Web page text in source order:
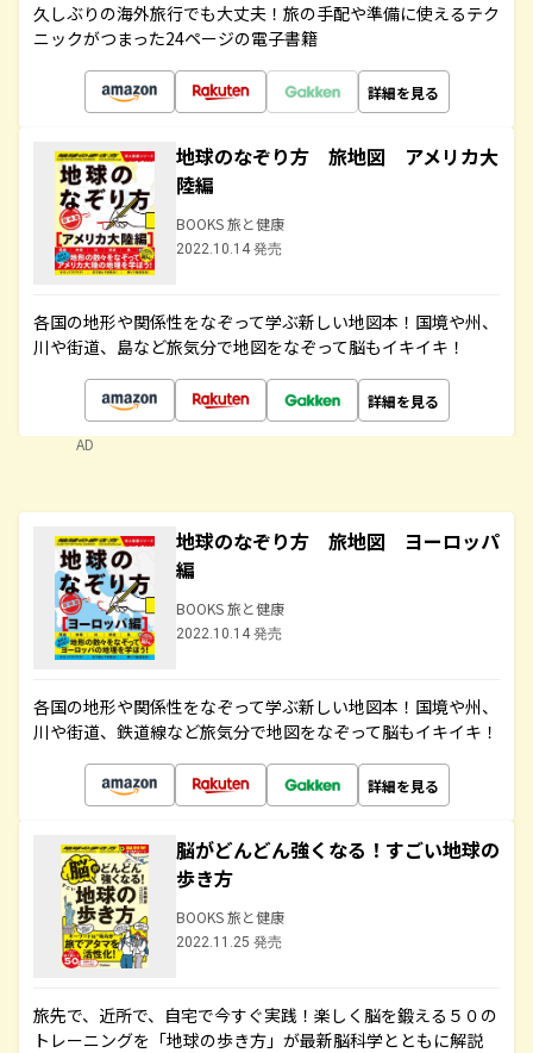
久しぶりの海外旅行でも大丈夫！旅の手配や準備に使えるテク
ニックがつまった24ページの電子書籍
詳細を見る
地球のなぞり方 旅地図 アメリカ大
陸編
BOOKS 旅と健康
2022.10.14 発売
各国の地形や関係性をなぞって学ぶ新しい地図本！国境や州、
川や街道、島など旅気分で地図をなぞって脳もイキイキ！
詳細を見る
AD
地球のなぞり方 旅地図 ヨーロッパ
編
BOOKS 旅と健康
2022.10.14 発売
各国の地形や関係性をなぞって学ぶ新しい地図本！国境や州、
川や街道、鉄道線など旅気分で地図をなぞって脳もイキイキ！
詳細を見る
脳がどんどん強くなる！すごい地球の
歩き方
BOOKS 旅と健康
2022.11.25 発売
旅先で、近所で、自宅で今すぐ実践！楽しく脳を鍛える５０の
トレーニングを「地球の歩き方」が最新脳科学とともに解説